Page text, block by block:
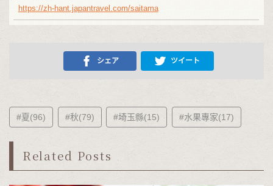
https://zh-hant.japantravel.com/saitama
シェア ツイート
#夏(96) #秋(79) #埼玉縣(15) #水果專家(17)
Related Posts